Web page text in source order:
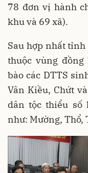
78 đơn vị hành
khu và 69 xã).
Sau hợp nhất
thuộc vùng
bào các DTTS
Vân Kiều, Chứt
dân tộc thiểu số
như: Mường, Thổ,